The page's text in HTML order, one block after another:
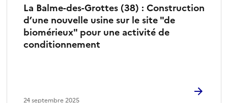
La Balme-des-Grottes (38) : Construction
d’une nouvelle usine sur le site "de
biomérieux" pour une activité de
conditionnement
24 septembre 2025